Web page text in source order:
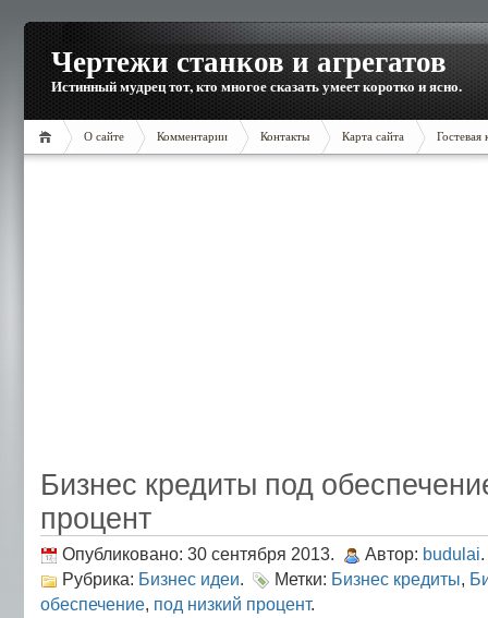
Чертежи станков и агрегатов
Истинный мудрец тот, кто многое сказать умеет коротко и ясно.
О сайте Комментарии Контакты Карта сайта Гостевая
Бизнес кредиты под
процент
Опубликовано: 30 сентября 2013. Автор: budulai.
Рубрика: Бизнес идеи. Метки: Бизнес кредиты,
обеспечение, под низкий процент.